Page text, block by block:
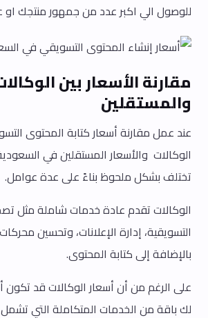
للوصول الي اكبر عدد من جمهور منتجك او
مقارنة الأسعار بين
والمستقلين
عند عمل مقارنة أسعار كتابة المحتوى
الوكالات والأسعار المستقلين في
تختلف بشكل ملحوظ بناءً على عدة عوامل.
الوكالات تقدم عادة خدمات شاملة مثل
بالإضافة إلى كتابة المحتوى.
على الرغم من أن أسعار الوكالات قد تكون
لك باقة من الخدمات المتكاملة التي